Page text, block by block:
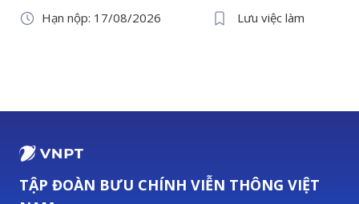
Hạn nộp: 17/08/2026
Lưu việc làm
TẬP ĐOÀN BƯU CHÍNH VIỄN THÔNG VIỆT